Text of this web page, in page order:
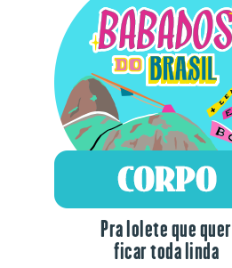
Pra lolete que quer
ficar toda linda